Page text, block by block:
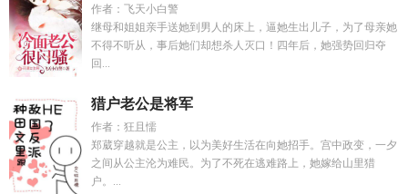
作者：飞天小白警
继母和姐姐亲手送她到男人的床上，逼她生出儿子，为了母亲她
不得不听从，事后她们却想杀人灭口！四年后，她强势回归夺
回...
猎户老公是将军
作者：狂且懦
郑葳穿越就是公主，以为美好生活在向她招手。宫中政变，一夕
之间从公主沦为难民。为了不死在逃难路上，她嫁给山里猎
户。...